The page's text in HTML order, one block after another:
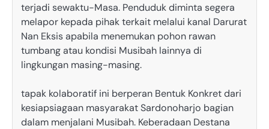
terjadi sewaktu-Masa. Penduduk diminta segera
melapor kepada pihak terkait melalui kanal Darurat
Nan Eksis apabila menemukan pohon rawan
tumbang atau kondisi Musibah lainnya di
lingkungan masing-masing.
tapak kolaboratif ini berperan Bentuk Konkret dari
kesiapsiagaan masyarakat Sardonoharjo bagian
dalam menjalani Musibah. Keberadaan Destana